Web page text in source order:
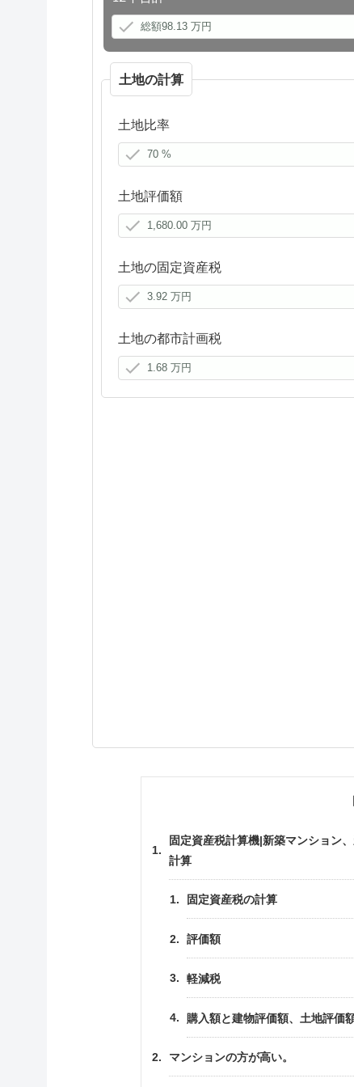
土地の計算
土地比率
土地評価額
土地の固定資産税
土地の都市計画税
固定資産税計算機|新築マンション
計算
固定資産税の計算
評価額
軽減税
購入額と建物評価額、土地評価
マンションの方が高い。